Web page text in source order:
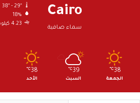
Cairo
سماء صافية
38º - 29º
18%
4.23 كيلومتر/ساعة
38
℃
الجمعة
39
℃
السبت
38
℃
الأحد